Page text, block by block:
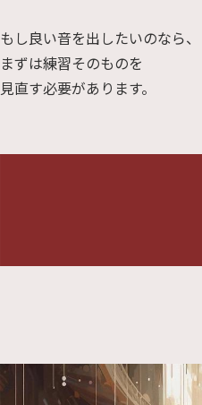
もし良い音を出したいのなら、
まずは練習そのものを
見直す必要があります。